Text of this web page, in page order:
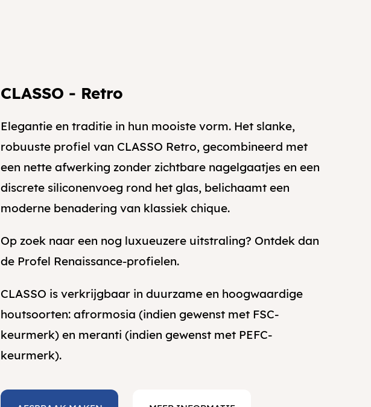
CLASSO - Retro
Elegantie en traditie in hun mooiste vorm. Het slanke,
robuuste profiel van CLASSO Retro, gecombineerd met
een nette afwerking zonder zichtbare nagelgaatjes en een
discrete siliconenvoeg rond het glas, belichaamt een
moderne benadering van klassiek chique.
Op zoek naar een nog luxueuzere uitstraling? Ontdek dan
de Profel Renaissance-profielen.
CLASSO is verkrijgbaar in duurzame en hoogwaardige
houtsoorten: afrormosia (indien gewenst met FSC-
keurmerk) en meranti (indien gewenst met PEFC-
keurmerk).